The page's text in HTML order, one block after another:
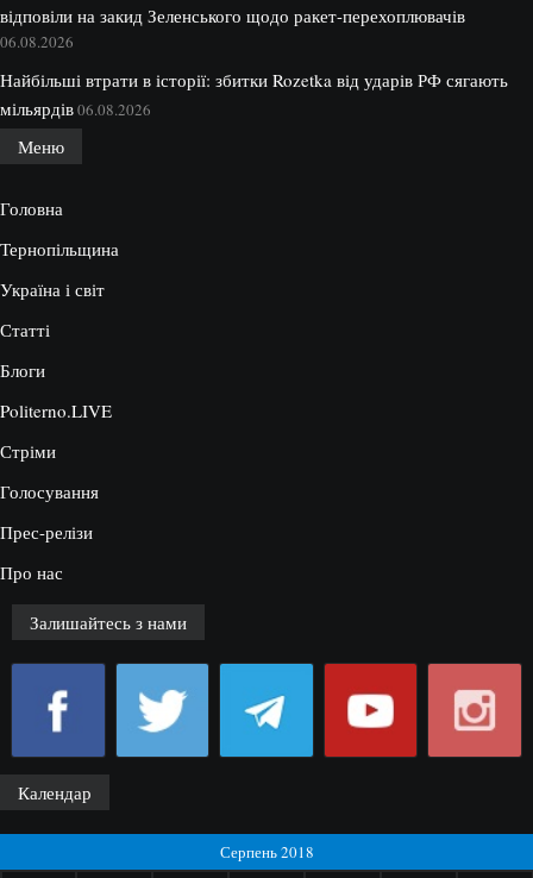
відповіли на закид Зеленського щодо ракет-перехоплювачів
06.08.2026
Найбільші втрати в історії: збитки Rozetka від ударів РФ сягають
мільярдів06.08.2026
Меню
Головна
Тернопільщина
Україна і світ
Статті
Блоги
Politerno.LIVE
Стріми
Голосування
Прес-релізи
Про нас
Залишайтесь з нами
Календар
Серпень 2018